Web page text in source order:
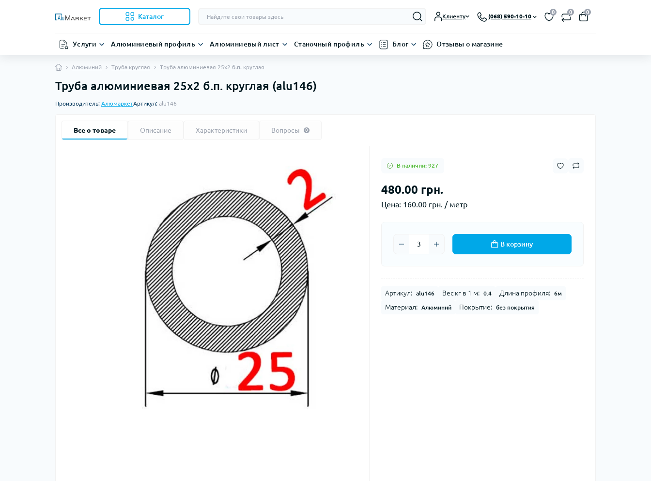
Каталог Клиенту (068) 590-10-10
0 0 0
Услуги Алюминиевый профиль Алюминиевый лист Станочный профиль Блог Отзывы о магазине
Алюминий Труба круглая Труба алюминиевая 25х2 б.п. круглая
Труба алюминиевая 25х2 б.п. круглая (alu146)
Производитель: АлюмаркетАртикул: alu146
Все о товаре Описание Характеристики Вопросы 0
В наличии: 927
480.00 грн.
Цена: 160.00 грн. / метр
В корзину
Артикул: alu146 Вес кг в 1 м: 0.4 Длина профиля: 6м
Материал: Алюминий Покрытие: без покрытия